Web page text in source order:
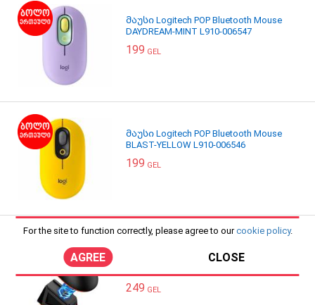
მაუსი Logitech POP Bluetooth Mouse
DAYDREAM-MINT L910-006547
199 GEL
მაუსი Logitech POP Bluetooth Mouse
BLAST-YELLOW L910-006546
199 GEL
Wired+2.4G+Bluetooth Gaming Mouse
249 GEL
For the site to function correctly, please agree to ourcookie policy.
AGREE CLOSE